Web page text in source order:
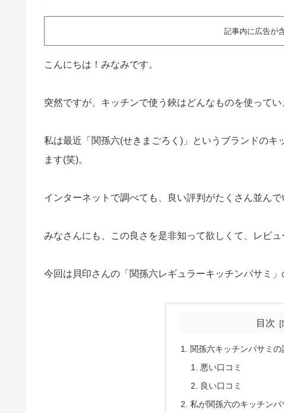
記事内に広告が
こんにちは！みなみです。
突然ですが、キッチンで使う鋏はどんなものを使って
私は最近「関孫六(せきまごろく)」というブランドの
ます(笑)。
インターネットで調べても、良い評判がたくさん並んで
みなさんにも、この良さを是非知って欲しくて、レビュ
今回は貝印さんの「関孫六レギュラーキッチンバサミ」
目次
関孫六キッチンバサミの
悪い口コミ
良い口コミ
私が関孫六のキッチン